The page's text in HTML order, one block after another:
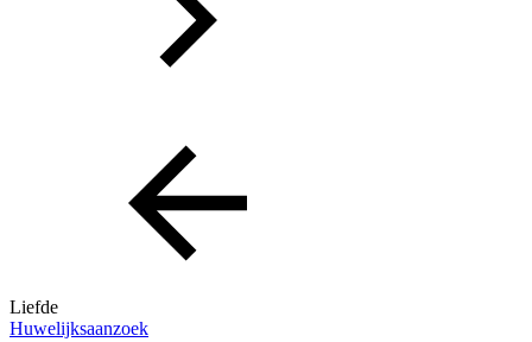
Liefde
Huwelijksaanzoek